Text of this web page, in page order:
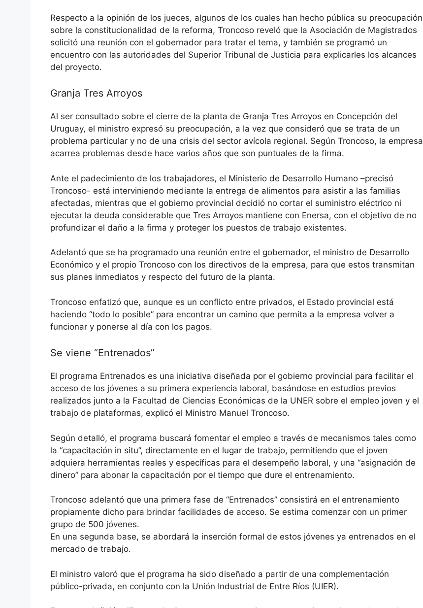
Respecto a la opinión de los jueces, algunos de los cuales han hecho pública su preocupación
sobre la constitucionalidad de la reforma, Troncoso reveló que la Asociación de Magistrados
solicitó una reunión con el gobernador para tratar el tema, y también se programó un
encuentro con las autoridades del Superior Tribunal de Justicia para explicarles los alcances
del proyecto.
Granja Tres Arroyos
Al ser consultado sobre el cierre de la planta de Granja Tres Arroyos en Concepción del
Uruguay, el ministro expresó su preocupación, a la vez que consideró que se trata de un
problema particular y no de una crisis del sector avícola regional. Según Troncoso, la empresa
acarrea problemas desde hace varios años que son puntuales de la firma.
Ante el padecimiento de los trabajadores, el Ministerio de Desarrollo Humano –precisó
Troncoso- está interviniendo mediante la entrega de alimentos para asistir a las familias
afectadas, mientras que el gobierno provincial decidió no cortar el suministro eléctrico ni
ejecutar la deuda considerable que Tres Arroyos mantiene con Enersa, con el objetivo de no
profundizar el daño a la firma y proteger los puestos de trabajo existentes.
Adelantó que se ha programado una reunión entre el gobernador, el ministro de Desarrollo
Económico y el propio Troncoso con los directivos de la empresa, para que estos transmitan
sus planes inmediatos y respecto del futuro de la planta.
Troncoso enfatizó que, aunque es un conflicto entre privados, el Estado provincial está
haciendo “todo lo posible” para encontrar un camino que permita a la empresa volver a
funcionar y ponerse al día con los pagos.
Se viene “Entrenados”
El programa Entrenados es una iniciativa diseñada por el gobierno provincial para facilitar el
acceso de los jóvenes a su primera experiencia laboral, basándose en estudios previos
realizados junto a la Facultad de Ciencias Económicas de la UNER sobre el empleo joven y el
trabajo de plataformas, explicó el Ministro Manuel Troncoso.
Según detalló, el programa buscará fomentar el empleo a través de mecanismos tales como
la “capacitación in situ”, directamente en el lugar de trabajo, permitiendo que el joven
adquiera herramientas reales y específicas para el desempeño laboral, y una “asignación de
dinero” para abonar la capacitación por el tiempo que dure el entrenamiento.
Troncoso adelantó que una primera fase de “Entrenados” consistirá en el entrenamiento
propiamente dicho para brindar facilidades de acceso. Se estima comenzar con un primer
grupo de 500 jóvenes.
En una segunda base, se abordará la inserción formal de estos jóvenes ya entrenados en el
mercado de trabajo.
El ministro valoró que el programa ha sido diseñado a partir de una complementación
público-privada, en conjunto con la Unión Industrial de Entre Ríos (UIER).